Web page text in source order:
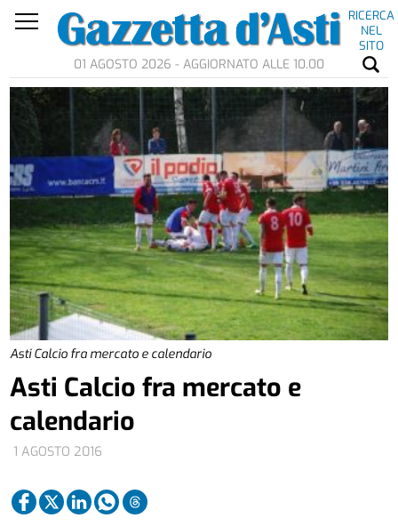
RICERCA
NEL
SITO
01 AGOSTO 2026 - AGGIORNATO ALLE 10.00
Asti Calcio fra mercato e calendario
1 AGOSTO 2016
Asti Calcio fra mercato e
calendario